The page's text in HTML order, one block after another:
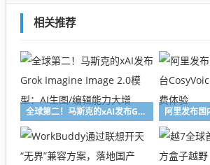
相关推荐
全球第二！马斯克的xAI发布Grok Imagine Image 2.0模型：AI生图/编辑能力大增